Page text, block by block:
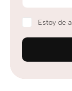
Estoy de